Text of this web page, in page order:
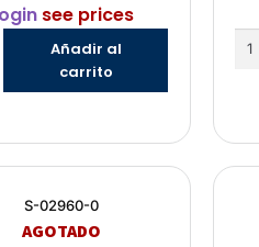
see prices
Añadir al
carrito
S-02960-0
AGOTADO